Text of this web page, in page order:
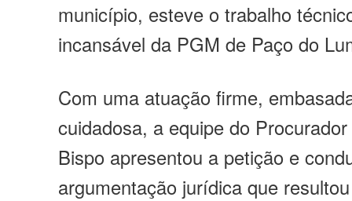
município, esteve o trabalho
incansável da PGM de Paço do
Com uma atuação firme,
cuidadosa, a equipe do
Bispo apresentou a petição e
argumentação jurídica que